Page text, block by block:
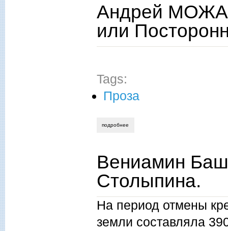
Андрей
или
Tags:
Проза
подробнее
Вениамин
Столыпина.
На период отмены
земли составляла